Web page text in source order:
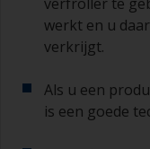
van de
antifouling
datasheet of
deze
of een
werkt en u
verkrijgt.
Als u een
is een goede